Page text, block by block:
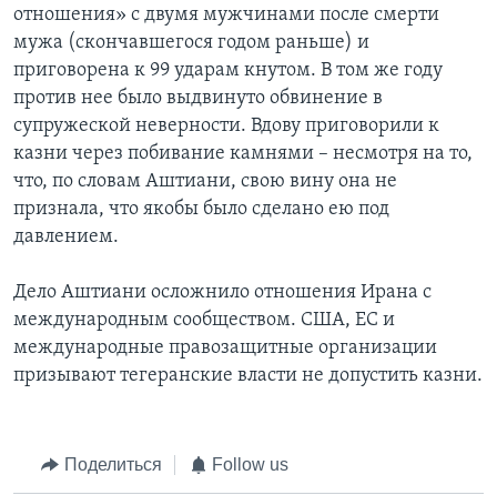
отношения» с двумя мужчинами после смерти
мужа (скончавшегося годом раньше) и
приговорена к 99 ударам кнутом. В том же году
против нее было выдвинуто обвинение в
супружеской неверности. Вдову приговорили к
казни через побивание камнями – несмотря на то,
что, по словам Аштиани, свою вину она не
признала, что якобы было сделано ею под
давлением.
Дело Аштиани осложнило отношения Ирана с
международным сообществом. США, ЕС и
международные правозащитные организации
призывают тегеранские власти не допустить казни.
Поделиться Follow us